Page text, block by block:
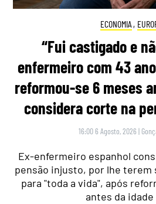
ECONOMIA ,
“Fui castigado e
enfermeiro com 43
reformou-se 6 meses
considera corte na
16:00 6 Agosto, 2026 |
Ex-enfermeiro espanhol
pensão injusto, por lhe terem
para "toda a vida", após
antes da idade